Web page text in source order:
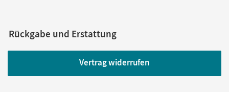
Rückgabe und Erstattung
Vertrag widerrufen